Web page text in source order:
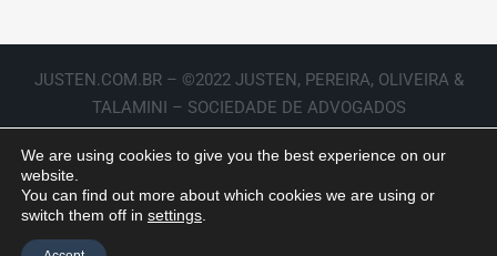
JUSTEN.COM.BR – ©2022 JUSTEN, PEREIRA, OLIVEIRA &
TALAMINI – SOCIEDADE DE ADVOGADOS
We are using cookies to give you the best experience on our
website.
You can find out more about which cookies we are using or
switch them off in settings